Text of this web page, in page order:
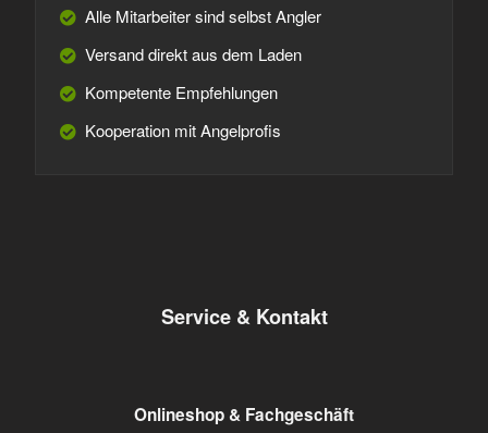
Alle Mitarbeiter sind selbst Angler
Versand direkt aus dem Laden
Kompetente Empfehlungen
Kooperation mit Angelprofis
Service & Kontakt
Onlineshop & Fachgeschäft